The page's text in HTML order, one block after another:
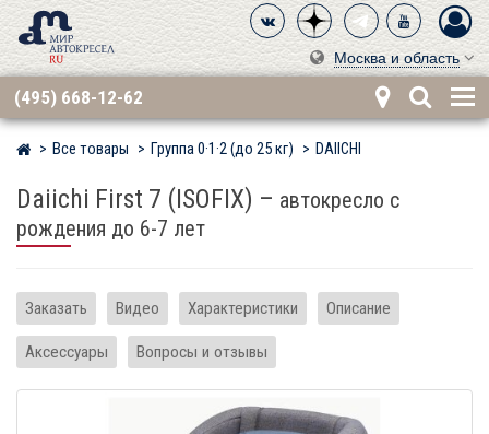
Москва и область
(495) 668-12-62
Мир детских автокресел
Все товары Группа 0·1·2 (до 25 кг) DAIICHI
Daiichi First 7 (ISOFIX) – автокресло с
рождения до 6-7 лет
Заказать Видео Характеристики Описание
Аксессуары Вопросы и отзывы